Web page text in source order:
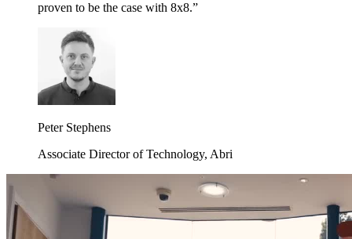
proven to be the case with 8x8.”
Peter Stephens
Associate Director of Technology, Abri